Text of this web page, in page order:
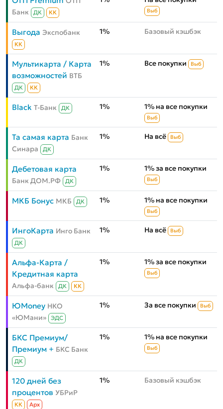
Банк
ДК КК Выб
Выгода Экспобанк
КК
1% Базовый кэшбэк
Мультикарта / Карта
возможностей ВТБ
ДК КК
1% Все покупки Выб
Black Т-Банк ДК 1% 1% на все покупки
Выб
Та самая карта Банк
Синара
ДК
1% На всё Выб
Дебетовая карта
Банк ДОМ.РФ ДК
1% 1% за все покупки
Выб
МКБ Бонус МКБ ДК 1% 1% на все покупки
Выб
ИнгоКарта Инго Банк
ДК
1% На всё Выб
Альфа-Карта /
Кредитная карта
Альфа-банк ДК КК
1% 1% за все покупки
Выб
ЮMoney НКО
«ЮМани»
ЭДС
1% За все покупки Выб
БКС Премиум/
Премиум + БКС Банк
ДК
1% 1% на все покупки
Выб
120 дней без
процентов УБРиР
КК Aрх
1% Базовый кэшбэк